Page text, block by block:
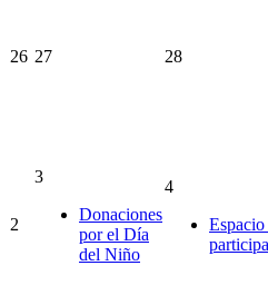
26 27 28
2
3
Donaciones
por el Día
del Niño
4
Espacio